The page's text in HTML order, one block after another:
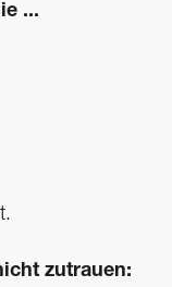
...
zutrauen: